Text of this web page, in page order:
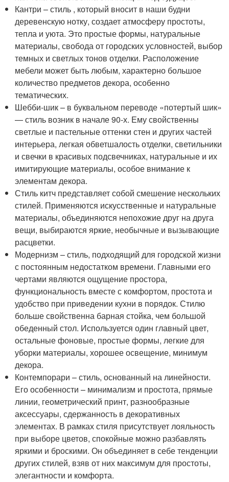
Кантри – стиль , который вносит в наши будни
деревенскую нотку, создает атмосферу простоты,
тепла и уюта. Это простые формы, натуральные
материалы, свобода от городских условностей, выбор
темных и светлых тонов отделки. Расположение
мебели может быть любым, характерно большое
количество предметов декора, особенно
тематических.
Шебби-шик – в буквальном переводе «потертый шик»
— стиль возник в начале 90-х. Ему свойственны
светлые и пастельные оттенки стен и других частей
интерьера, легкая обветшалость отделки, светильники
и свечки в красивых подсвечниках, натуральные и их
имитирующие материалы, особое внимание к
элементам декора.
Стиль китч представляет собой смешение нескольких
стилей. Применяются искусственные и натуральные
материалы, объединяются непохожие друг на друга
вещи, выбираются яркие, необычные и вызывающие
расцветки.
Модернизм – стиль, подходящий для городской жизни
с постоянным недостатком времени. Главными его
чертами являются ощущение простора,
функциональность вместе с комфортом, простота и
удобство при приведении кухни в порядок. Стилю
больше свойственна барная стойка, чем большой
обеденный стол. Используется один главный цвет,
остальные фоновые, простые формы, легкие для
уборки материалы, хорошее освещение, минимум
декора.
Контемпорари – стиль, основанный на линейности.
Его особенности – минимализм и простота, прямые
линии, геометрический принт, разнообразные
аксессуары, сдержанность в декоративных
элементах. В рамках стиля присутствует лояльность
при выборе цветов, спокойные можно разбавлять
яркими и броскими. Он объединяет в себе тенденции
других стилей, взяв от них максимум для простоты,
элегантности и комфорта.